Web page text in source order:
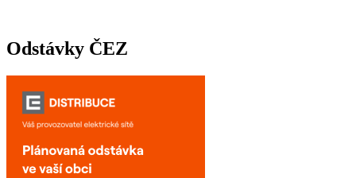
Odstávky ČEZ